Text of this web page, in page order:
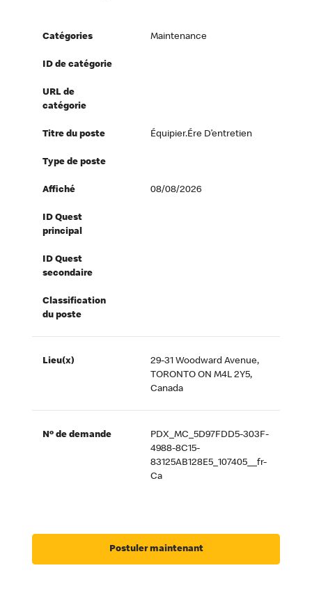
Catégories Maintenance
ID de catégorie
URL de
catégorie
Titre du poste Équipier.ére D’entretien
Type de poste
Affiché 08/08/2026
ID Quest
principal
ID Quest
secondaire
Classification
du poste
Lieu(x)
29-31 Woodward Avenue,
TORONTO ON M4L 2Y5,
Canada
Nº de demande
PDX_MC_5D97FDD5-303F-
4988-8C15-
83125AB128E5_107405__fr-
Ca
Postuler maintenant